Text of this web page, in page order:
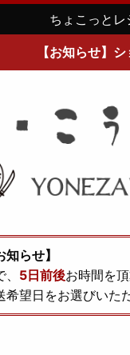
ちょこっとレ
【お知らせ】
らせ】
5日前後お時間を
希望日をお選びい